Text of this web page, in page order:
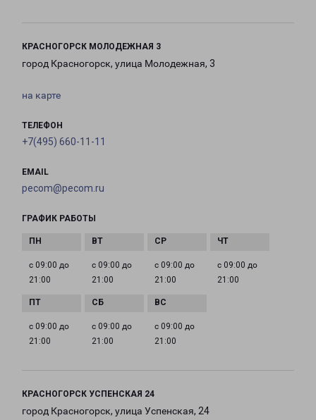
КРАСНОГОРСК МОЛОДЕЖНАЯ 3
город Красногорск, улица Молодежная, 3
на карте
ТЕЛЕФОН
+7(495) 660-11-11
EMAIL
pecom@pecom.ru
ГРАФИК РАБОТЫ
с 09:00 до
21:00
с 09:00 до
21:00
с 09:00 до
21:00
с 09:00 до
21:00
с 09:00 до
21:00
с 09:00 до
21:00
с 09:00 до
21:00
КРАСНОГОРСК УСПЕНСКАЯ 24
город Красногорск, улица Успенская, 24